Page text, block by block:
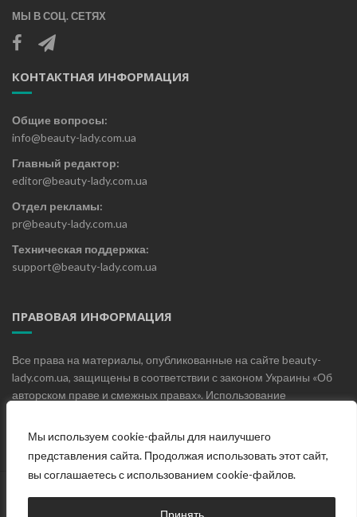
Мы используем cookie-файлы для наилучшего
представления сайта. Продолжая использовать этот сайт,
вы соглашаетесь с использованием cookie-файлов.
Принять
МЫ В СОЦ. СЕТЯХ
КОНТАКТНАЯ ИНФОРМАЦИЯ
Общие вопросы:
info@beauty-lady.com.ua
Главный редактор:
editor@beauty-lady.com.ua
Отдел рекламы:
pr@beauty-lady.com.ua
Техническая поддержка:
support@beauty-lady.com.ua
ПРАВОВАЯ ИНФОРМАЦИЯ
Все права на материалы, опубликованные на сайте beauty-
lady.com.ua, защищены в соответствии с законом Украины «Об
авторском праве и смежных правах». Использование
письменного разрешения редакции не допускается.
Главная О проекте Блог
Контакты